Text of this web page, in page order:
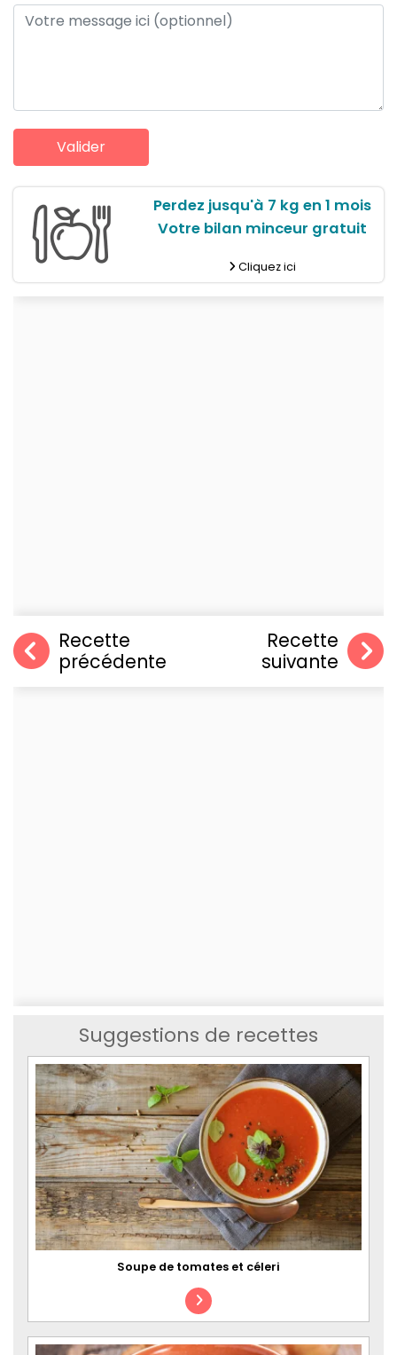
Perdez jusqu'à 7 kg en 1 mois
Votre bilan minceur gratuit
Cliquez ici
Recette
précédente
Recette
suivante
Suggestions de recettes
Soupe de tomates et céleri